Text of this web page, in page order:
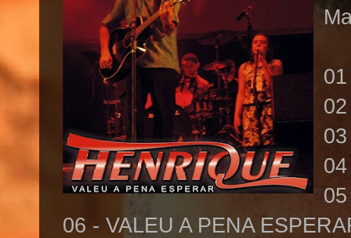
06 - VALEU A PENA